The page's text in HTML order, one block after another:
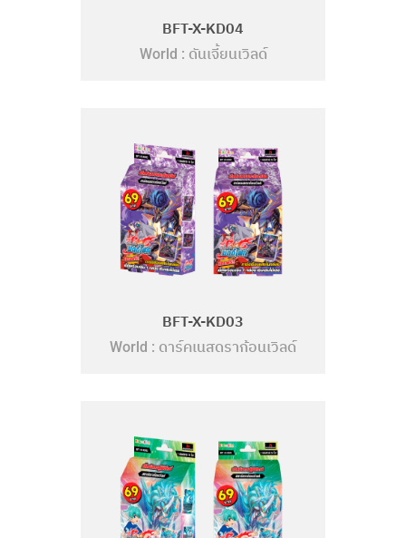
BFT-X-KD04
World : ดันเจี้ยนเวิลด์
BFT-X-KD03
World : ดาร์คเนสดราก้อนเวิลด์